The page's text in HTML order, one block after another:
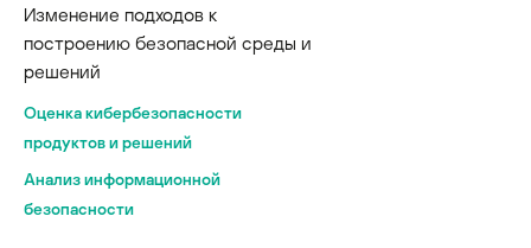
Изменение подходов к
построению безопасной среды и
решений
Оценка кибербезопасности
продуктов и решений
Анализ информационной
безопасности